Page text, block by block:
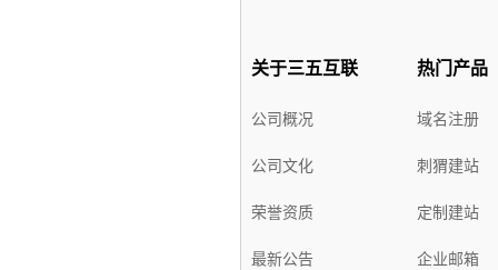
关于三五互联
公司概况
公司文化
荣誉资质
最新公告
热门产品
域名注册
刺猬建站
定制建站
企业邮箱